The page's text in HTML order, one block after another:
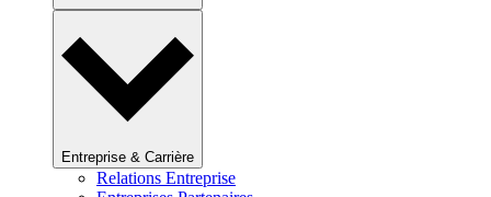
Entreprise & Carrière
Relations Entreprise